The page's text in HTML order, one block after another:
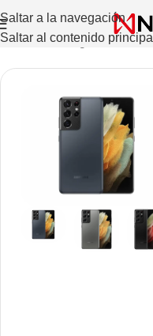
Saltar a la navegación
Saltar al contenido principal
Inicio/ Sin categorizar